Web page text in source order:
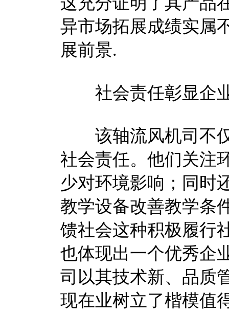
异市场拓展成绩实属
展前景.
社会责任彰显企
该轴流风机司不仅
社会责任。他们关注
少对环境影响；同时
教学设备改善教学条
馈社会这种积极履行
也体现出一个优秀企
司以其技术新、品质
现在业树立了楷模值